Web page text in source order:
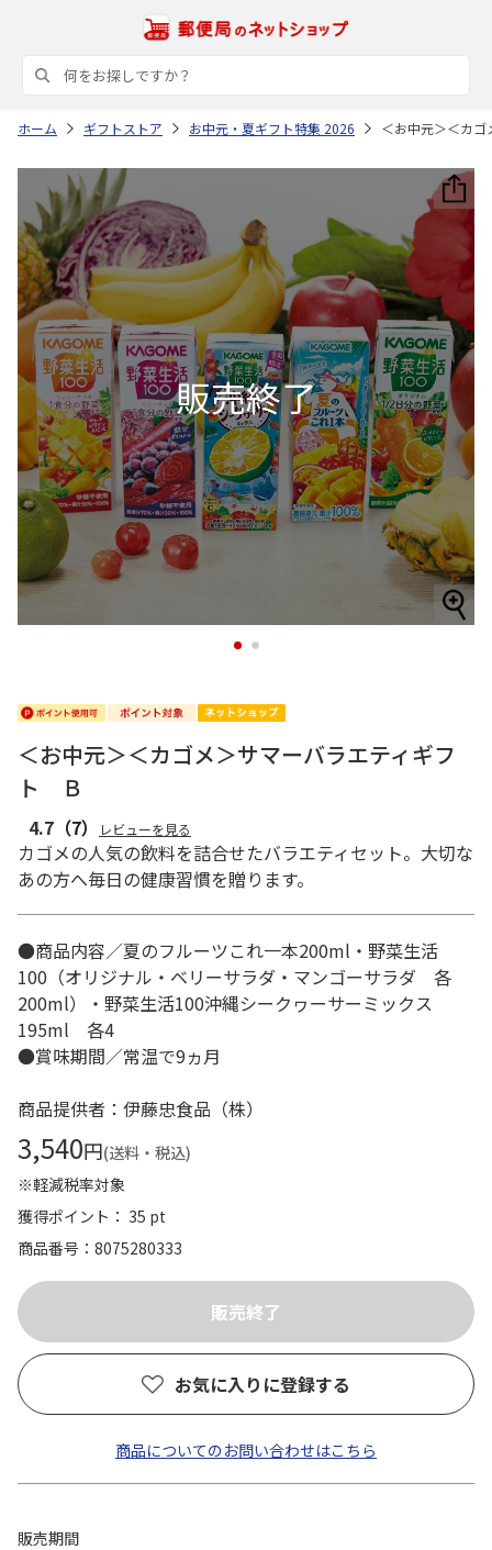
ホーム ギフトストア お中元・夏ギフト特集 2026 ＜お中元＞＜カ
1 2
＜お中元＞＜カゴメ＞サマーバラエティギフ
ト Ｂ
4.7 （7） レビューを見る
カゴメの人気の飲料を詰合せたバラエティセット。大切な
あの方へ毎日の健康習慣を贈ります。
●商品内容／夏のフルーツこれ一本200ml・野菜生活
100（オリジナル・ベリーサラダ・マンゴーサラダ 各
200ml）・野菜生活100沖縄シークヮーサーミックス
195ml 各4
●賞味期間／常温で9ヵ月
商品提供者：伊藤忠食品（株）
3,540円(送料・税込)
※軽減税率対象
獲得ポイント： 35 pt
商品番号
8075280333
お気に入りに登録する
商品についてのお問い合わせはこちら
販売期間